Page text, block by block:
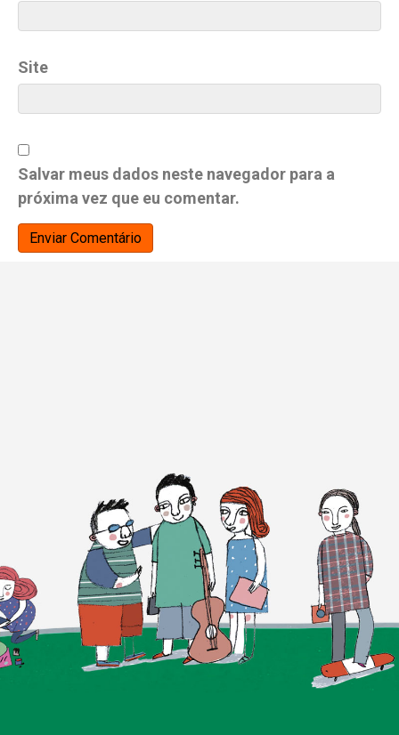
Site
Salvar meus dados neste navegador para a
próxima vez que eu comentar.